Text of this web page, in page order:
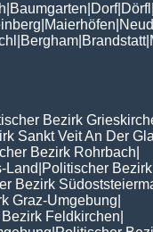
Baumgarten Dorf| Dörfl
Maierhöfen
Bergham Brandstatt|
Bezirk
Sankt Veit An Der
Bezirk Rohrbach
Land Politischer
Bezirk
Graz-Umgebung
Feldkirchen